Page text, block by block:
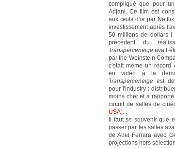
compliqué que pour
Adjani. Ce film est
aux œufs d'or par
investissement après
50 millions de dollars !
précédent du
Transperceneige avait
par the Weinstein
c'était même un record
en vidéo à la
Transperceneige est
pour l'industry :
moins cher et a
circuit de salles de
USA)...
Il faut se souvenir que
passer par les salles
de Abel Ferrara avec
projections hors